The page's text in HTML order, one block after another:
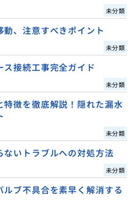
未分類
動、注意すべきポイント
未分類
接続工事完全ガイド
未分類
特徴を徹底解説！隠れた漏水
未分類
ないトラブルへの対処方法
未分類
ルブ不具合を素早く解消する